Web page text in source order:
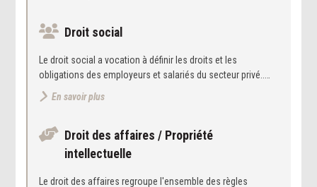
Droit social
Le droit social a vocation à définir les droits et les
obligations des employeurs et salariés du secteur privé..…
En savoir plus
Droit des affaires / Propriété
intellectuelle
Le droit des affaires regroupe l'ensemble des règles